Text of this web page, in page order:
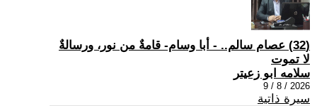
(32) عصام سالم.. - أبا وسام- قامةٌ من نور، ورسالةٌ
لا تموت
سلامه ابو زعيتر
2026 / 8 / 9
سيرة ذاتية